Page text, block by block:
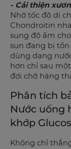
- Cải thiện
Nhờ tốc độ di
Chondroitin
sung độ ẩm
sụn đang bị
dùng dạng
hơn chỉ sau
đợi chờ hàng
Phân tích
Nước uống
khớp
Không chỉ